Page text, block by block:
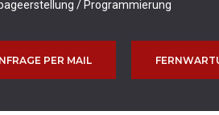
/ Programmierung
PER MAIL